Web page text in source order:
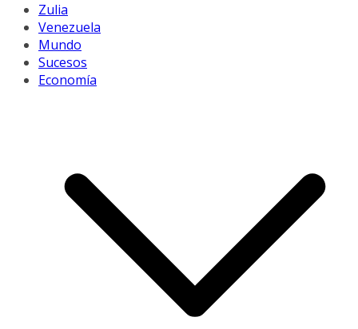
Zulia
Venezuela
Mundo
Sucesos
Economía